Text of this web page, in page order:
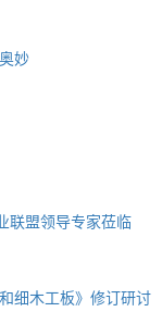
妙
联盟领导专家莅临
细木工板》修订研讨